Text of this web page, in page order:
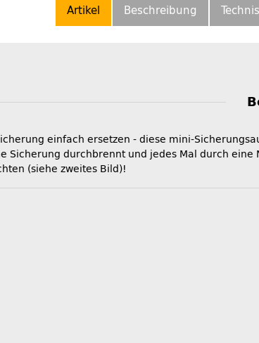
Artikel Beschreibung
einfach ersetzen - diese mini-
Sicherung durchbrennt und jedes Mal durch
(siehe zweites Bild)!